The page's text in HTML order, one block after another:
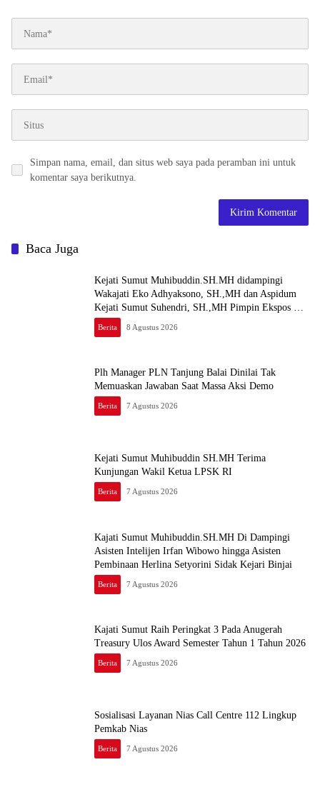
Simpan nama, email, dan situs web saya pada peramban ini untuk
komentar saya berikutnya.
Baca Juga
Kejati Sumut Muhibuddin.SH.MH didampingi
Wakajati Eko Adhyaksono, SH.,MH dan Aspidum
Kejati Sumut Suhendri, SH.,MH Pimpin Ekspos RJ
Di Kejari Medan
Berita 8 Agustus 2026
Plh Manager PLN Tanjung Balai Dinilai Tak
Memuaskan Jawaban Saat Massa Aksi Demo
Berita 7 Agustus 2026
Kejati Sumut Muhibuddin SH.MH Terima
Kunjungan Wakil Ketua LPSK RI
Berita 7 Agustus 2026
Kajati Sumut Muhibuddin.SH.MH Di Dampingi
Asisten Intelijen Irfan Wibowo hingga Asisten
Pembinaan Herlina Setyorini Sidak Kejari Binjai
Berita 7 Agustus 2026
Kajati Sumut Raih Peringkat 3 Pada Anugerah
Treasury Ulos Award Semester Tahun 1 Tahun 2026
Berita 7 Agustus 2026
Sosialisasi Layanan Nias Call Centre 112 Lingkup
Pemkab Nias
Berita 7 Agustus 2026